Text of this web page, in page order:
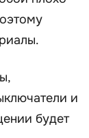
и
будет